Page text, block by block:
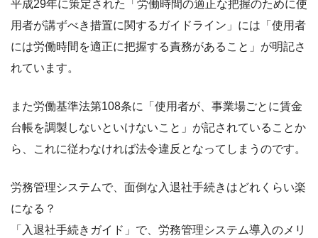
平成29年に策定された「労働時間の適正な把握のために使
用者が講ずべき措置に関するガイドライン」には「使用者
には労働時間を適正に把握する責務があること」が明記さ
れています。
また労働基準法第108条に「使用者が、事業場ごとに賃金
台帳を調製しないといけないこと」が記されていることか
ら、これに従わなければ法令違反となってしまうのです。
労務管理システムで、面倒な入退社手続きはどれくらい楽
になる？
「入退社手続きガイド」で、労務管理システム導入のメリ